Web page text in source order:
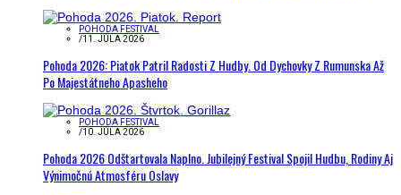
POHODA FESTIVAL
/11. JÚLA 2026
Pohoda 2026: Piatok Patril Radosti Z Hudby. Od Dychovky Z Rumunska Až
Po Majestátneho Apasheho
POHODA FESTIVAL
/10. JÚLA 2026
Pohoda 2026 Odštartovala Naplno. Jubilejný Festival Spojil Hudbu, Rodiny Aj
Výnimočnú Atmosféru Oslavy